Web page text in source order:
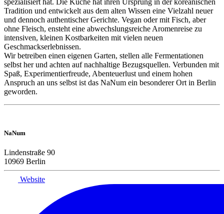
Tradition und entwickelt aus dem alten Wissen eine Vielzahl neuer
und dennoch authentischer Gerichte. Vegan oder mit Fisch, aber
ohne Fleisch, ensteht eine abwechslungsreiche Aromenreise zu
intensiven, kleinen Kostbarkeiten mit vielen neuen
Geschmackserlebnissen.
Wir betreiben einen eigenen Garten, stellen alle Fermentationen
selbst her und achten auf nachhaltige Bezugsquellen. Verbunden mit
Spaß, Experimentierfreude, Abenteuerlust und einem hohen
Anspruch an uns selbst ist das NaNum ein besonderer Ort in Berlin
geworden.
NaNum
Lindenstraße 90
10969 Berlin
Website